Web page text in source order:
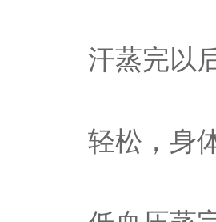
汗蒸完以
轻松，身